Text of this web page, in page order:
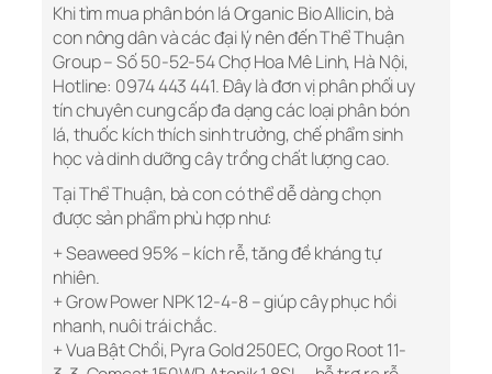
Khi tìm mua phân bón lá Organic Bio Allicin, bà
con nông dân và các đại lý nên đến Thể Thuận
Group – Số 50-52-54 Chợ Hoa Mê Linh, Hà Nội,
Hotline: 0974 443 441. Đây là đơn vị phân phối uy
tín chuyên cung cấp đa dạng các loại phân bón
lá, thuốc kích thích sinh trưởng, chế phẩm sinh
học và dinh dưỡng cây trồng chất lượng cao.
Tại Thể Thuận, bà con có thể dễ dàng chọn
được sản phẩm phù hợp như:
+ Seaweed 95% – kích rễ, tăng đề kháng tự
nhiên.
+ Grow Power NPK 12-4-8 – giúp cây phục hồi
nhanh, nuôi trái chắc.
+ Vua Bật Chồi, Pyra Gold 250EC, Orgo Root 11-